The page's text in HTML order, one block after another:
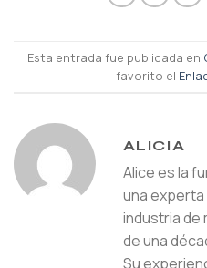
Esta entrada fue publicada en
favorito el
ALICIA
Alice es la
una
industria de
de una
Su